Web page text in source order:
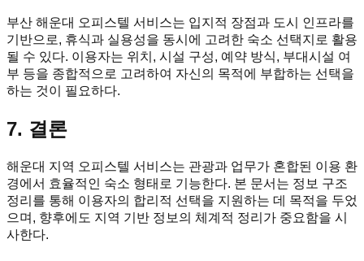
부산 해운대 오피스텔 서비스는 입지적 장점과 도시 인프라를
기반으로, 휴식과 실용성을 동시에 고려한 숙소 선택지로 활용
될 수 있다. 이용자는 위치, 시설 구성, 예약 방식, 부대시설 여
부 등을 종합적으로 고려하여 자신의 목적에 부합하는 선택을
하는 것이 필요하다.
7. 결론
해운대 지역 오피스텔 서비스는 관광과 업무가 혼합된 이용 환
경에서 효율적인 숙소 형태로 기능한다. 본 문서는 정보 구조
정리를 통해 이용자의 합리적 선택을 지원하는 데 목적을 두었
으며, 향후에도 지역 기반 정보의 체계적 정리가 중요함을 시
사한다.